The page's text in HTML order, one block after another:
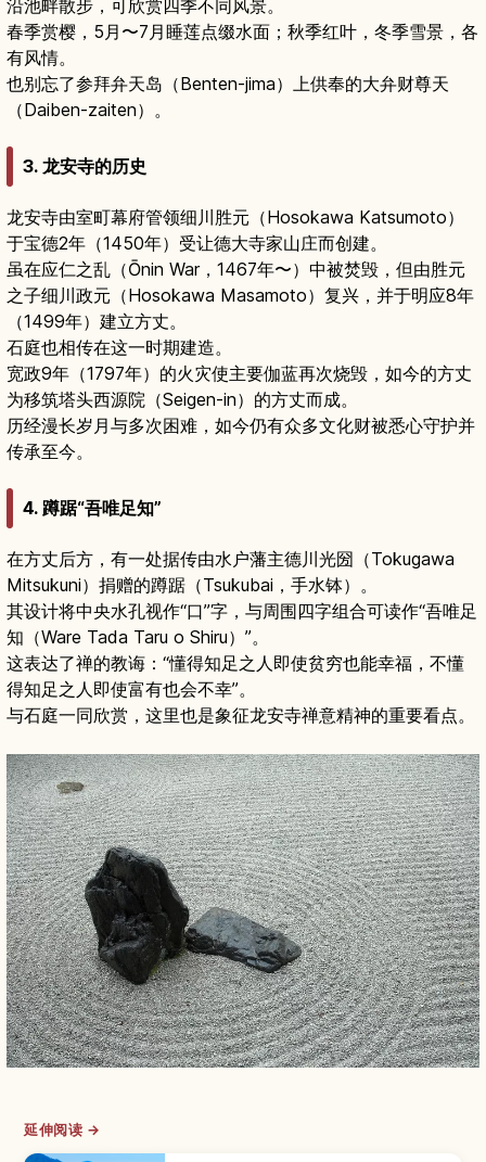
沿池畔散步，可欣赏四季不同风景。
春季赏樱，5月〜7月睡莲点缀水面；秋季红叶，冬季雪景，各
有风情。
也别忘了参拜弁天岛（Benten-jima）上供奉的大弁财尊天
（Daiben-zaiten）。
3. 龙安寺的历史
龙安寺由室町幕府管领细川胜元（Hosokawa Katsumoto）
于宝德2年（1450年）受让德大寺家山庄而创建。
虽在应仁之乱（Ōnin War，1467年〜）中被焚毁，但由胜元
之子细川政元（Hosokawa Masamoto）复兴，并于明应8年
（1499年）建立方丈。
石庭也相传在这一时期建造。
宽政9年（1797年）的火灾使主要伽蓝再次烧毁，如今的方丈
为移筑塔头西源院（Seigen-in）的方丈而成。
历经漫长岁月与多次困难，如今仍有众多文化财被悉心守护并
传承至今。
4. 蹲踞“吾唯足知”
在方丈后方，有一处据传由水户藩主德川光圀（Tokugawa
Mitsukuni）捐赠的蹲踞（Tsukubai，手水钵）。
其设计将中央水孔视作“口”字，与周围四字组合可读作“吾唯足
知（Ware Tada Taru o Shiru）”。
这表达了禅的教诲：“懂得知足之人即使贫穷也能幸福，不懂
得知足之人即使富有也会不幸”。
与石庭一同欣赏，这里也是象征龙安寺禅意精神的重要看点。
延伸阅读 →